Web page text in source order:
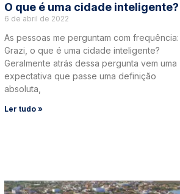
O que é uma cidade inteligente?
6 de abril de 2022
As pessoas me perguntam com frequência:
Grazi, o que é uma cidade inteligente?
Geralmente atrás dessa pergunta vem uma
expectativa que passe uma definição
absoluta,
Ler tudo »